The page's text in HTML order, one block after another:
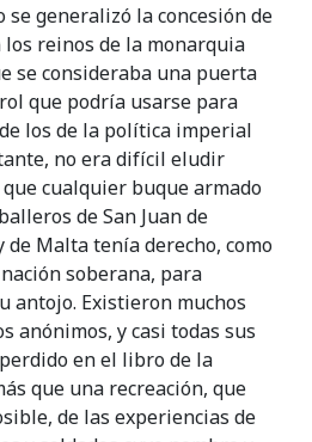
se generalizó la concesión de
los reinos de la monarquia
se consideraba una puerta
que podría usarse para
los de la política imperial
no era difícil eludir
cualquier buque armado
de San Juan de
de Malta tenía derecho, como
soberana, para
antojo. Existieron muchos
anónimos, y casi todas sus
en el libro de la
que una recreación, que
de las experiencias de